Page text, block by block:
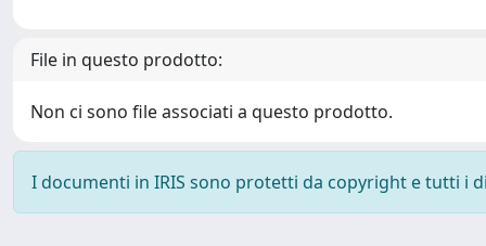
File in questo prodotto:
Non ci sono file associati a questo prodotto.
I documenti in IRIS sono protetti da copyright e tutti i